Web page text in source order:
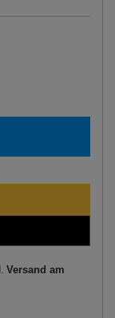
Versand am